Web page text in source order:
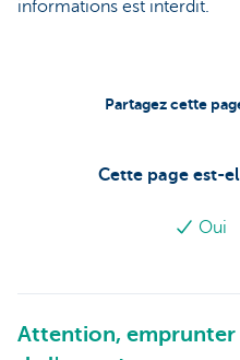
informations est interdit.
Cette page est-
Oui
Partagez cette
Attention, emprunter